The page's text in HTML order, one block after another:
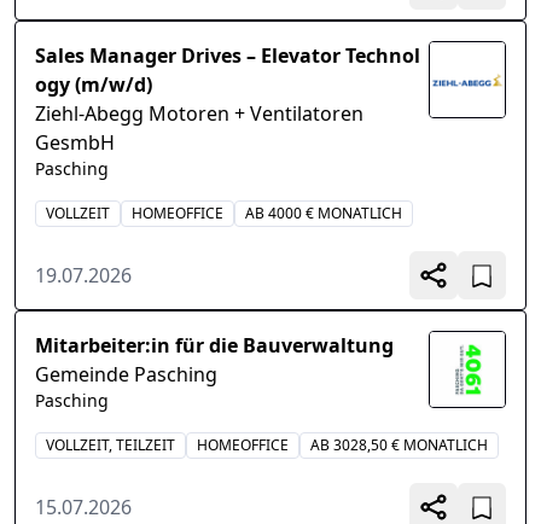
Sales Manager Drives – Elevator Technol
ogy (m/w/d)
Ziehl-Abegg Motoren + Ventilatoren
GesmbH
Pasching
VOLLZEIT HOMEOFFICE AB 4000 € MONATLICH
19.07.2026
Mitarbeiter:in für die Bauverwaltung
Gemeinde Pasching
Pasching
VOLLZEIT, TEILZEIT HOMEOFFICE AB 3028,50 € MONATLICH
15.07.2026